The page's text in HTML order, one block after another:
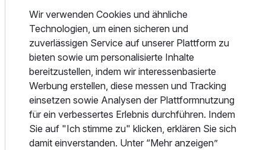
Ausstattung
Zusatznächte
Für 3 Tage p.P. ab279,00 €
das ehemalige Musikzimmer sowie die Orangerie mit Platz
für bis zu 45 Personen.
Auch der hauseigene Spa-Bereich präsentiert sich fürstlich
fein und bietet direkten Zugang zum Schlosspark. Bio-
Sauna, Finnische Sauna, Dampfbad, Erlebnisdusche,
Massage- und Kosmetikangebote, Ruhezonen,
Fitnessbereich und Yogaraum sorgen für vollkommene
Entspannung.
Wir verwenden Cookies und ähnliche
Technologien, um einen sicheren und
zuverlässigen Service auf unserer Plattform zu
bieten sowie um personalisierte Inhalte
bereitzustellen, indem wir interessenbasierte
Werbung erstellen, diese messen und Tracking
einsetzen sowie Analysen der Plattformnutzung
für ein verbessertes Erlebnis durchführen. Indem
Sie auf "Ich stimme zu" klicken, erklären Sie sich
damit einverstanden. Unter “Mehr anzeigen”